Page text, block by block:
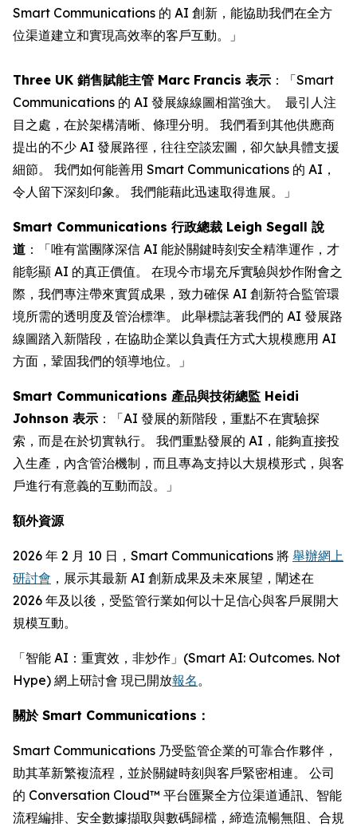
Smart Communications 的 AI 創新，能協助我們在全方
位渠道建立和實現高效率的客戶互動。」
Three UK 銷售賦能主管 Marc Francis 表示 ：「Smart
Communications 的 AI 發展線線圖相當強大。 最引人注
目之處，在於架構清晰、條理分明。 我們看到其他供應商
提出的不少 AI 發展路徑，往往空談宏圖，卻欠缺具體支援
細節。 我們如何能善用 Smart Communications 的 AI，
令人留下深刻印象。 我們能藉此迅速取得進展。」
Smart Communications 行政總裁 Leigh Segall 說
道 ：「唯有當團隊深信 AI 能於關鍵時刻安全精準運作，才
能彰顯 AI 的真正價值。 在現今市場充斥實驗與炒作附會之
際，我們專注帶來實質成果，致力確保 AI 創新符合監管環
境所需的透明度及管治標準。 此舉標誌著我們的 AI 發展路
線圖踏入新階段，在協助企業以負責任方式大規模應用 AI
方面，鞏固我們的領導地位。」
Smart Communications 產品與技術總監 Heidi
Johnson 表示 ：「AI 發展的新階段，重點不在實驗探
索，而是在於切實執行。 我們重點發展的 AI，能夠直接投
入生產，內含管治機制，而且專為支持以大規模形式，與客
戶進行有意義的互動而設。」
額外資源
2026 年 2 月 10 日，Smart Communications 將 舉辦網上
研討會 ，展示其最新 AI 創新成果及未來展望，闡述在
2026 年及以後，受監管行業如何以十足信心與客戶展開大
規模互動。
「智能 AI：重實效，非炒作」(Smart AI: Outcomes. Not
Hype) 網上研討會 現已開放報名 。
關於 Smart Communications：
Smart Communications 乃受監管企業的可靠合作夥伴，
助其革新繁複流程，並於關鍵時刻與客戶緊密相連。 公司
的 Conversation Cloud™ 平台匯聚全方位渠道通訊、智能
流程編排、安全數據擷取與數碼歸檔，締造流暢無阻、合規